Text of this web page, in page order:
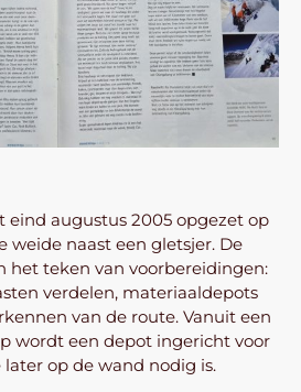
eind augustus 2005 opgezet op
weide naast een gletsjer. De
het teken van voorbereidingen:
verdelen, materiaaldepots
van de route. Vanuit een
wordt een depot ingericht voor
op de wand nodig is.